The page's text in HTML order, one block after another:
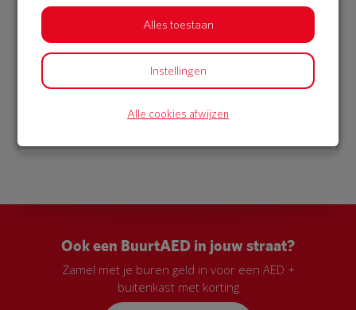
Bekijk alle donateurs
Ook een BuurtAED in jouw straat?
Zamel met je buren geld in voor een AED +
buitenkast met korting
Alles toestaan
Instellingen
Alle cookies afwijzen